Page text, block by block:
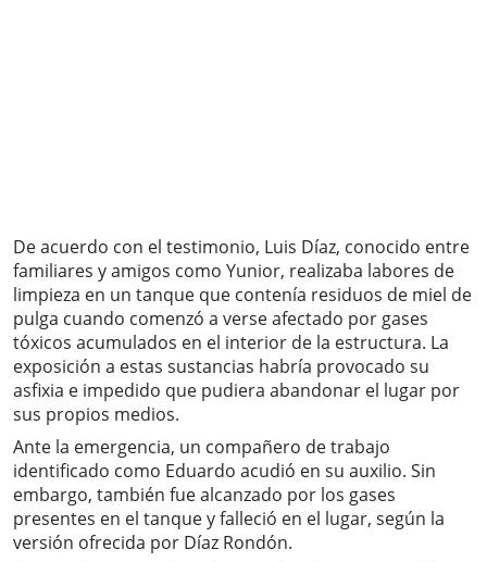
De acuerdo con el testimonio, Luis Díaz, conocido entre
familiares y amigos como Yunior, realizaba labores de
limpieza en un tanque que contenía residuos de miel de
pulga cuando comenzó a verse afectado por gases
tóxicos acumulados en el interior de la estructura. La
exposición a estas sustancias habría provocado su
asfixia e impedido que pudiera abandonar el lugar por
sus propios medios.
Ante la emergencia, un compañero de trabajo
identificado como Eduardo acudió en su auxilio. Sin
embargo, también fue alcanzado por los gases
presentes en el tanque y falleció en el lugar, según la
versión ofrecida por Díaz Rondón.